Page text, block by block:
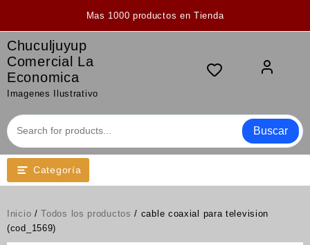
Mas 1000 productos en Tienda
Chuculjuyup
Comercial La
Economica
Imagenes Ilustrativo
Buscar
Categoría
Inicio /Todos los productos / cable coaxial para television
(cod_1569)